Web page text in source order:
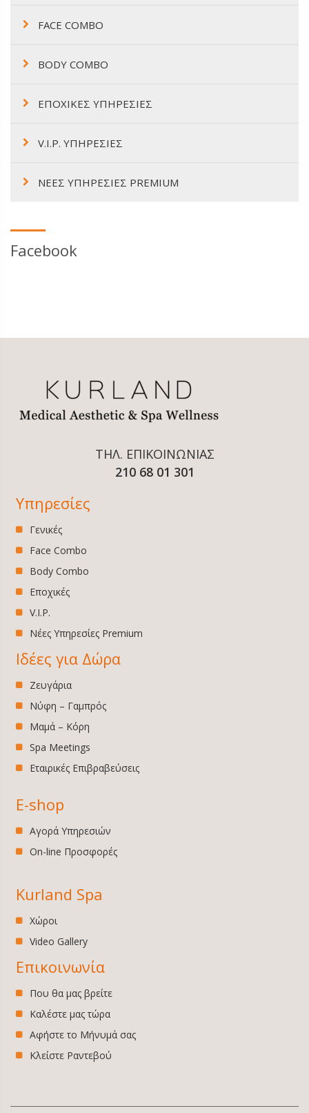
FACE COMBO
BODY COMBO
ΕΠΟΧΙΚΕΣ ΥΠΗΡΕΣΙΕΣ
V.I.P. ΥΠΗΡΕΣΙΕΣ
ΝΕΕΣ ΥΠΗΡΕΣΙΕΣ PREMIUM
Facebook
ΤΗΛ. ΕΠΙΚΟΙΝΩΝΙΑΣ
210 68 01 301
Υπηρεσίες
Γενικές
Face Combo
Body Combo
Εποχικές
V.I.P.
Νέες Υπηρεσίες Premium
Ιδέες για Δώρα
Ζευγάρια
Νύφη – Γαμπρός
Μαμά – Κόρη
Spa Meetings
Εταιρικές Επιβραβεύσεις
E-shop
Αγορά Υπηρεσιών
On-line Προσφορές
Kurland Spa
Χώροι
Video Gallery
Επικοινωνία
Που θα μας βρείτε
Καλέστε μας τώρα
Αφήστε το Μήνυμά σας
Κλείστε Ραντεβού